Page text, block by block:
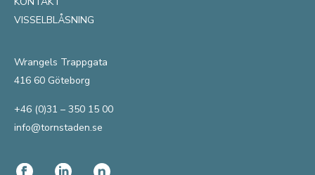
VISSELBLÅSNING
Wrangels Trappgata
416 60 Göteborg
+46 (0)31 – 350 15 00
info@tornstaden.se